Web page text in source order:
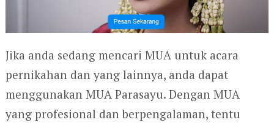
Jika anda sedang mencari MUA untuk acara
pernikahan dan yang lainnya, anda dapat
menggunakan MUA Parasayu. Dengan MUA
yang profesional dan berpengalaman, tentu